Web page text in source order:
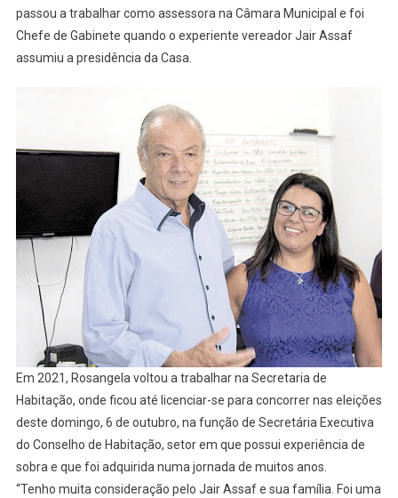
passou a trabalhar como assessora na Câmara Municipal e foi
Chefe de Gabinete quando o experiente vereador Jair Assaf
assumiu a presidência da Casa.
Em 2021, Rosangela voltou a trabalhar na Secretaria de
Habitação, onde ficou até licenciar-se para concorrer nas eleições
deste domingo, 6 de outubro, na função de Secretária Executiva
do Conselho de Habitação, setor em que possui experiência de
sobra e que foi adquirida numa jornada de muitos anos.
“Tenho muita consideração pelo Jair Assaf e sua família. Foi uma